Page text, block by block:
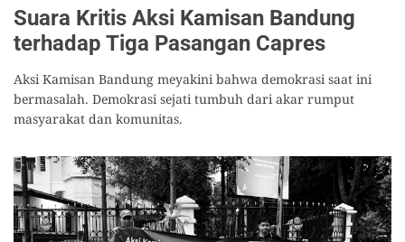
Suara Kritis Aksi Kamisan Bandung
terhadap Tiga Pasangan Capres
Aksi Kamisan Bandung meyakini bahwa demokrasi saat ini
bermasalah. Demokrasi sejati tumbuh dari akar rumput
masyarakat dan komunitas.